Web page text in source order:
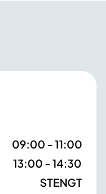
09:00 - 11:00
13:00 - 14:30
STENGT